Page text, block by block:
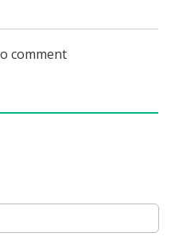
en Japón,
comment